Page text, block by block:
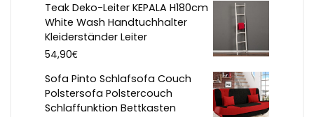
Teak Deko-Leiter KEPALA H180cm
White Wash Handtuchhalter
Kleiderständer Leiter
54,90€
Sofa Pinto Schlafsofa Couch
Polstersofa Polstercouch
Schlaffunktion Bettkasten